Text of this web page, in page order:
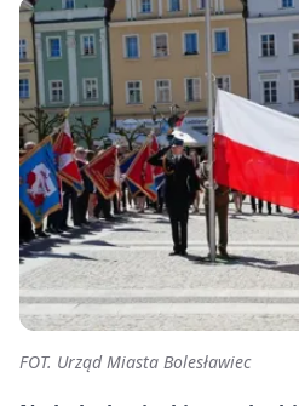
FOT. Urząd Miasta Bolesławiec